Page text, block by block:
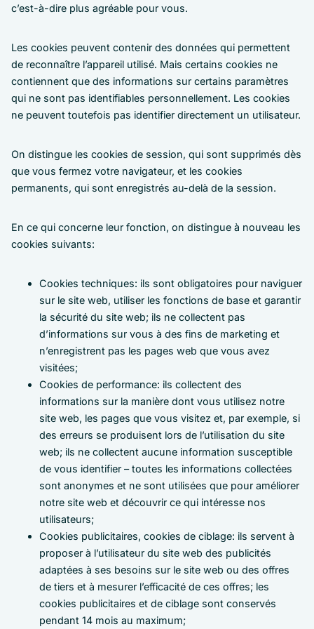
c’est-à-dire plus agréable pour vous.
Les cookies peuvent contenir des données qui permettent
de reconnaître l’appareil utilisé. Mais certains cookies ne
contiennent que des informations sur certains paramètres
qui ne sont pas identifiables personnellement. Les cookies
ne peuvent toutefois pas identifier directement un utilisateur.
On distingue les cookies de session, qui sont supprimés dès
que vous fermez votre navigateur, et les cookies
permanents, qui sont enregistrés au-delà de la session.
En ce qui concerne leur fonction, on distingue à nouveau les
cookies suivants:
Cookies techniques: ils sont obligatoires pour naviguer
sur le site web, utiliser les fonctions de base et garantir
la sécurité du site web; ils ne collectent pas
d’informations sur vous à des fins de marketing et
n’enregistrent pas les pages web que vous avez
visitées;
Cookies de performance: ils collectent des
informations sur la manière dont vous utilisez notre
site web, les pages que vous visitez et, par exemple, si
des erreurs se produisent lors de l’utilisation du site
web; ils ne collectent aucune information susceptible
de vous identifier – toutes les informations collectées
sont anonymes et ne sont utilisées que pour améliorer
notre site web et découvrir ce qui intéresse nos
utilisateurs;
Cookies publicitaires, cookies de ciblage: ils servent à
proposer à l’utilisateur du site web des publicités
adaptées à ses besoins sur le site web ou des offres
de tiers et à mesurer l’efficacité de ces offres; les
cookies publicitaires et de ciblage sont conservés
pendant 14 mois au maximum;